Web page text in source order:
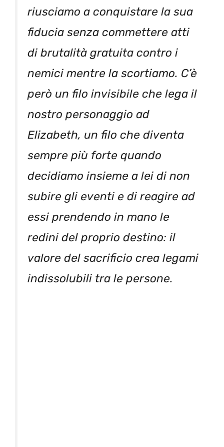
riusciamo a conquistare la sua
fiducia senza commettere atti
di brutalità gratuita contro i
nemici mentre la scortiamo. C’è
però un filo invisibile che lega il
nostro personaggio ad
Elizabeth, un filo che diventa
sempre più forte quando
decidiamo insieme a lei di non
subire gli eventi e di reagire ad
essi prendendo in mano le
redini del proprio destino: il
valore del sacrificio crea legami
indissolubili tra le persone.